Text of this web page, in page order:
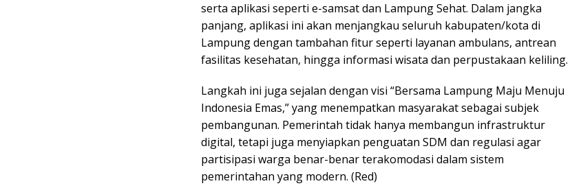
serta aplikasi seperti e-samsat dan Lampung Sehat. Dalam jangka
panjang, aplikasi ini akan menjangkau seluruh kabupaten/kota di
Lampung dengan tambahan fitur seperti layanan ambulans, antrean
fasilitas kesehatan, hingga informasi wisata dan perpustakaan keliling.
Langkah ini juga sejalan dengan visi “Bersama Lampung Maju Menuju
Indonesia Emas,” yang menempatkan masyarakat sebagai subjek
pembangunan. Pemerintah tidak hanya membangun infrastruktur
digital, tetapi juga menyiapkan penguatan SDM dan regulasi agar
partisipasi warga benar-benar terakomodasi dalam sistem
pemerintahan yang modern. (Red)